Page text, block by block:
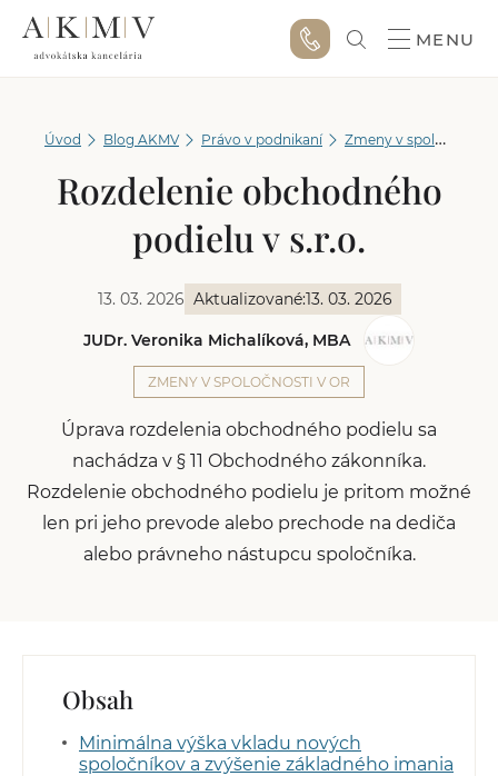
MENU
Úvod Blog AKMV Právo v podnikaní Zmeny v spoločnosti v OR
Rozdelenie obchodného
podielu v s.r.o.
13. 03. 2026 Aktualizované:13. 03. 2026
JUDr. Veronika Michalíková, MBA
ZMENY V SPOLOČNOSTI V OR
Úprava rozdelenia obchodného podielu sa
nachádza v § 11 Obchodného zákonníka.
Rozdelenie obchodného podielu je pritom možné
len pri jeho prevode alebo prechode na dediča
alebo právneho nástupcu spoločníka.
Obsah
Minimálna výška vkladu nových
spoločníkov a zvýšenie základného imania